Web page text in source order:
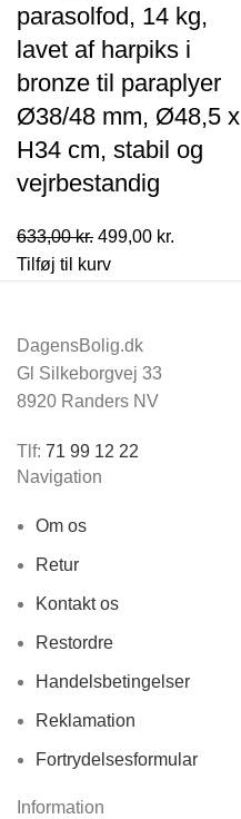
parasolfod, 14 kg,
lavet af harpiks i
bronze til paraplyer
Ø38/48 mm, Ø48,5 x
H34 cm, stabil og
vejrbestandig
633,00kr. Den
oprindelige
633,00 kr..
499,00 kr.
Tilføj til kurv
DagensBolig.dk
Gl Silkeborgvej 33
8920 Randers NV
Tlf: 71 99 12 22
Navigation
Om os
Retur
Kontakt os
Restordre
Handelsbetingelser
Reklamation
Fortrydelsesformular
Information